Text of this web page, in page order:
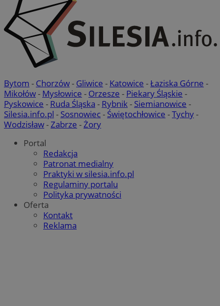
Bytom - Chorzów- Gliwice - Katowice -Łaziska Górne -
Mikołów- Mysłowice - Orzesze - Piekary Śląskie -
Pyskowice - Ruda Śląska - Rybnik- Siemianowice -
Silesia.info.pl - Sosnowiec- Świętochłowice -Tychy-
Wodzisław-Zabrze -Żory
Portal
Redakcja
Patronat medialny
Praktyki w silesia.info.pl
Regulaminy portalu
Polityka prywatności
Oferta
Kontakt
Reklama